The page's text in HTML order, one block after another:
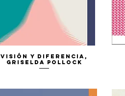
Vista rápida
Visión y diferencia,
Griselda Pollock